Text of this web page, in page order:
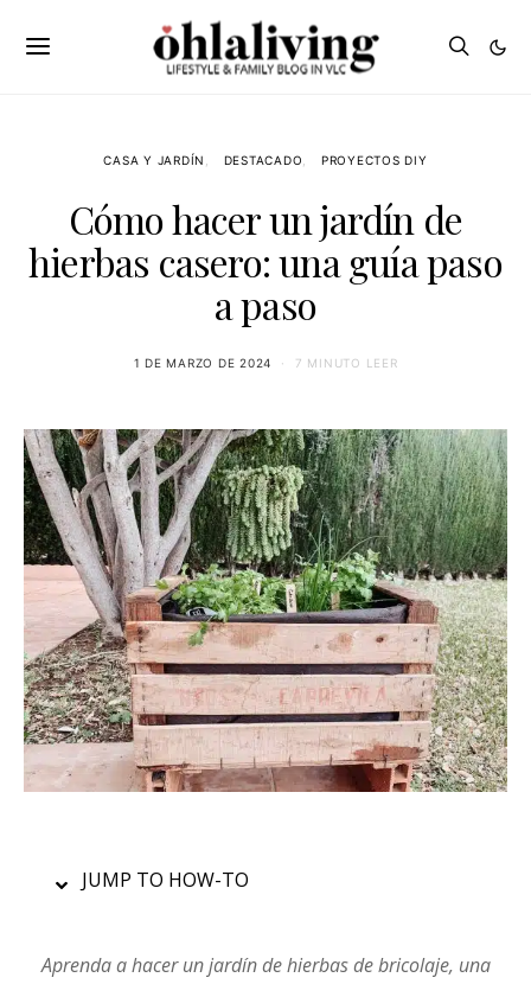
CASA Y JARDÍN DESTACADO PROYECTOS DIY
Cómo hacer un jardín de
hierbas casero: una guía paso
a paso
1 DE MARZO DE 2024 7 MINUTO LEER
JUMP TO HOW-TO
Aprenda a hacer un jardín de hierbas de bricolaje, una